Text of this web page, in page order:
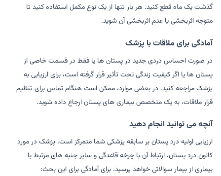
گذشت یک ماه قطع کنید. هر بار تنها از یک نوع مکمل استفاده کنید تا
متوجه اثربخشی یا عدم اثربخشی آن شوید.
آمادگی برای ملاقات با پزشک
در صورت احساس دردی جدید در پستان ها یا فقط در قسمت خاصی از
پستان ها یا اگر کیفیت زندگی تحت تأثیر قرار گرفته است، برای ارزیابی به
پزشک مراجعه کنید. در بعضی موارد، ممکن است هنگام تماس برای تنظیم
قرار ملاقات، به یک متخصص بیماری های پستان ارجاع داده شوید.
آنچه می توانید انجام دهید
ارزیابی اولیه درد پستان بر سابقه پزشکی شما متمرکز است. پزشک در مورد
کانون درد پستان، ارتباط آن با چرخه قاعدگی و سایر جنبه های مرتبط با
بیماری از بیمار سوالاتی خواهد پرسید. برای آمادگی برای این بحث: